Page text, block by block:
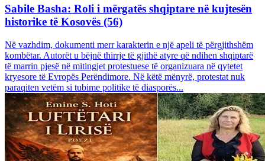
Sabile Basha: Roli i mërgatës shqiptare në kujtesën
historike të Kosovës (56)
Në vazhdim, dokumenti merr karakterin e një apeli të përgjithshëm
kombëtar. Autorët u bëjnë thirrje të gjithë atyre që ndihen shqiptarë
të marrin pjesë në mitingjet protestuese të organizuara në qytetet
kryesore të Evropës Perëndimore. Në këtë mënyrë, protestat nuk
paraqiten vetëm si tubime politike të diasporës...